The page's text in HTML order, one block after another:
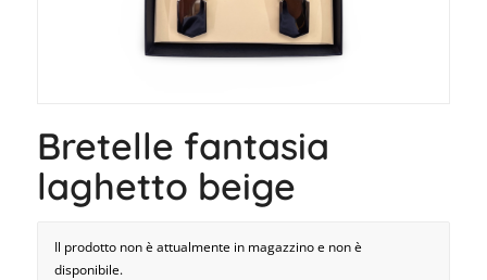
Bretelle fantasia
laghetto beige
Il prodotto non è attualmente in magazzino e non è
disponibile.